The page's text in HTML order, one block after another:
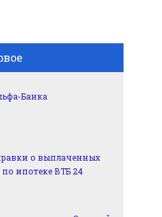
Банка
о выплаченных
ипотеке ВТБ 24